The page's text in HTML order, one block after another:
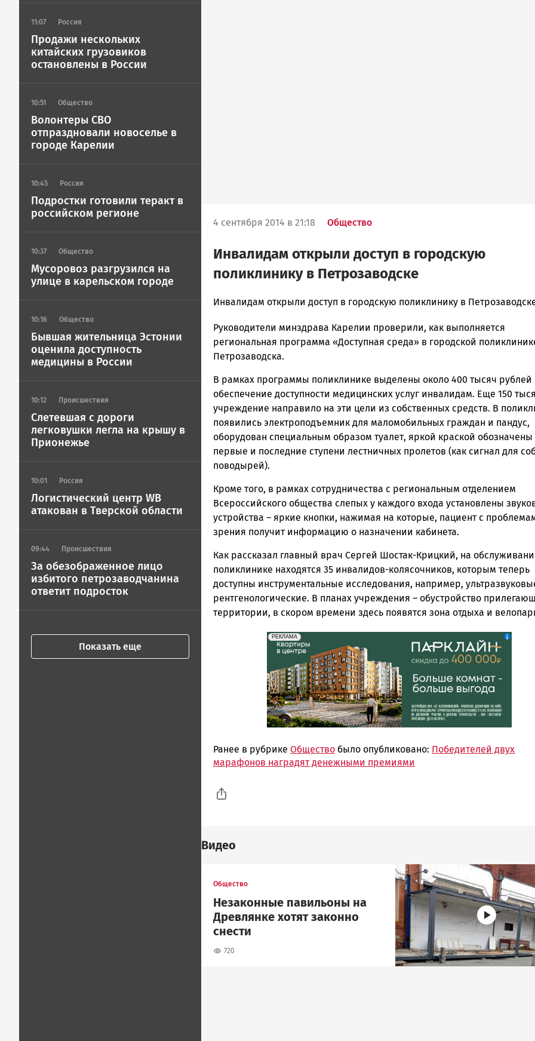
11:07 Россия
Продажи нескольких
китайских грузовиков
остановлены в России
10:51 Общество
Волонтеры СВО
отпраздновали новоселье в
городе Карелии
10:45 Россия
Подростки готовили теракт в
российском регионе
10:37 Общество
Мусоровоз разгрузился на
улице в карельском городе
10:16 Общество
Бывшая жительница Эстонии
оценила доступность
медицины в России
10:12 Происшествия
Слетевшая с дороги
легковушки легла на крышу в
Прионежье
10:01 Россия
Логистический центр WB
атакован в Тверской области
09:44 Происшествия
За обезображенное лицо
избитого петрозаводчанина
ответит подросток
Показать еще
4 сентября 2014 в 21:18 Общество
Инвалидам открыли доступ в городскую
поликлинику в Петрозаводске
admintimur
Петрозаводска
и
Карелии
Петрозаводск
ГОВОРИТ
Инвалидам открыли доступ в городскую поликлинику в
Руководители минздрава Карелии проверили, как выполняется
региональная программа «Доступная среда» в городской
Петрозаводска.
В рамках программы поликлинике выделены около 400 тысяч рублей
обеспечение доступности медицинских услуг инвалидам. Еще 150
учреждение направило на эти цели из собственных средств. В
появились электроподъемник для маломобильных граждан и пандус,
оборудован специальным образом туалет, яркой краской обозначены
первые и последние ступени лестничных пролетов (как сигнал для
поводырей).
Кроме того, в рамках сотрудничества с региональным отделением
Всероссийского общества слепых у каждого входа установлены
устройства – яркие кнопки, нажимая на которые, пациент с
зрения получит информацию о назначении кабинета.
Как рассказал главный врач Сергей Шостак-Крицкий, на
поликлинике находятся 35 инвалидов-колясочников, которым теперь
доступны инструментальные исследования, например,
рентгенологические. В планах учреждения – обустройство
территории, в скором времени здесь появятся зона отдыха и
erid: 2SDnjdeSPnB
РЕКЛАМА
Реклама
Ранее в рубрике Общество было опубликовано: Победителей двух
марафонов наградят денежными премиями
Видео
Общество
Незаконные павильоны на
Древлянке хотят законно
снести
720
Image